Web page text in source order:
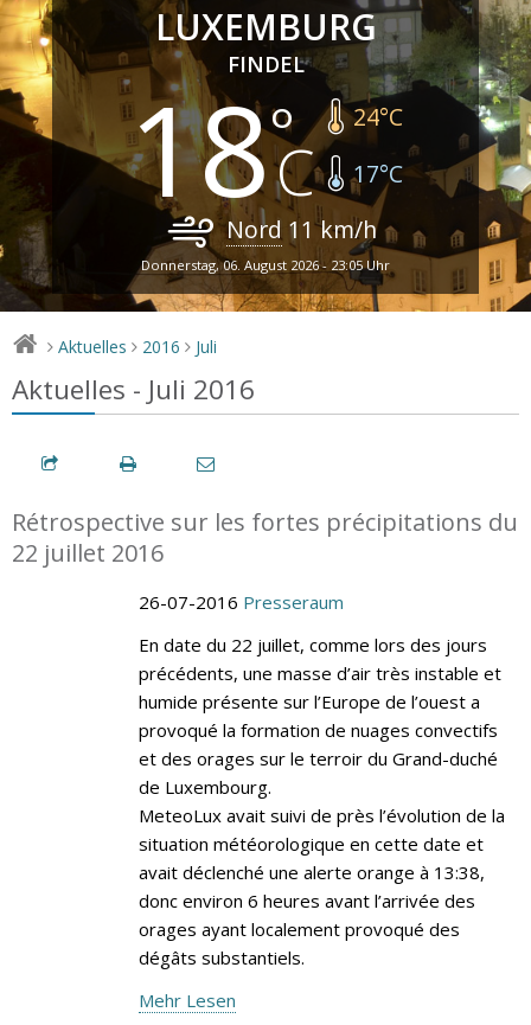
LUXEMBURG
FINDEL
18 24°C
17°C
Nord 11km/h
Donnerstag, 06. August 2026 - 23:05 Uhr
> Aktuelles > 2016 > Juli
Aktuelles - Juli 2016
Rétrospective sur les fortes précipitations du
22 juillet 2016
26-07-2016 Presseraum
En date du 22 juillet, comme lors des jours
précédents, une masse d’air très instable et
humide présente sur l’Europe de l’ouest a
provoqué la formation de nuages convectifs
et des orages sur le terroir du Grand-duché
de Luxembourg.
MeteoLux avait suivi de près l’évolution de la
situation météorologique en cette date et
avait déclenché une alerte orange à 13:38,
donc environ 6 heures avant l’arrivée des
orages ayant localement provoqué des
dégâts substantiels.
Mehr Lesen